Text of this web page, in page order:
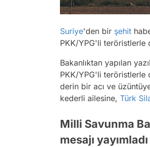
Suriye'den bir şehit
PKK/YPG'li teröristlerle
Bakanlıktan yapılan
PKK/YPG'li teröristlerle
derin bir acı ve
kederli ailesine, Türk
Milli Savunma
mesajı yayımladı